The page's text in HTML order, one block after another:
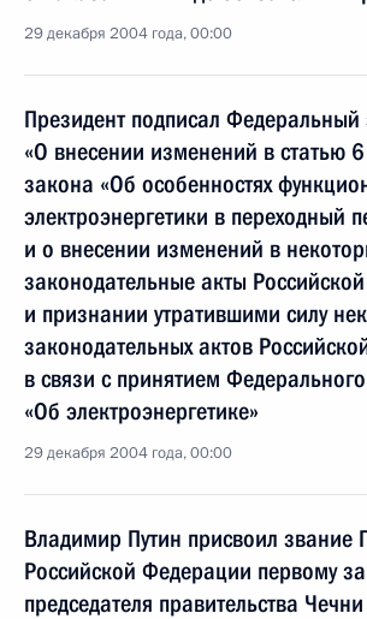
29 декабря 2004 года, 00:00
Президент подписал Федеральный
«О внесении изменений в статью
закона «Об особенностях
электроэнергетики в переходный
и о внесении изменений в
законодательные акты
и признании утратившими силу
законодательных актов
в связи с принятием
«Об электроэнергетике»
29 декабря 2004 года, 00:00
Владимир Путин присвоил звание
Российской Федерации первому
председателя правительства